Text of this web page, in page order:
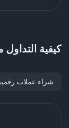
كيفية
شراء عملات